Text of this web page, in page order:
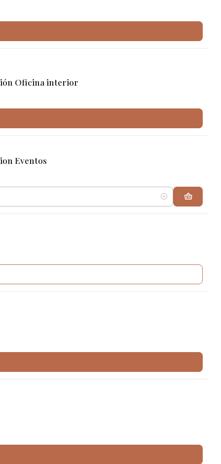
Oficina interior
Eventos